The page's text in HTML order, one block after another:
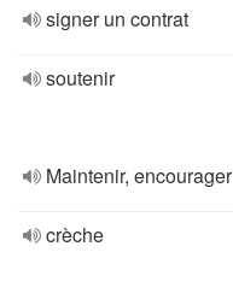
signer un contrat
soutenir
Maintenir, encourager
crèche